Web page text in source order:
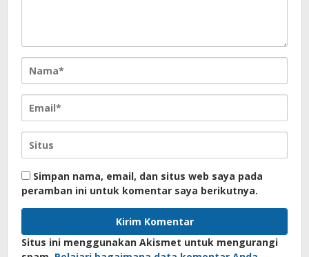
Simpan nama, email, dan situs web saya pada
peramban ini untuk komentar saya berikutnya.
Situs ini menggunakan Akismet untuk mengurangi